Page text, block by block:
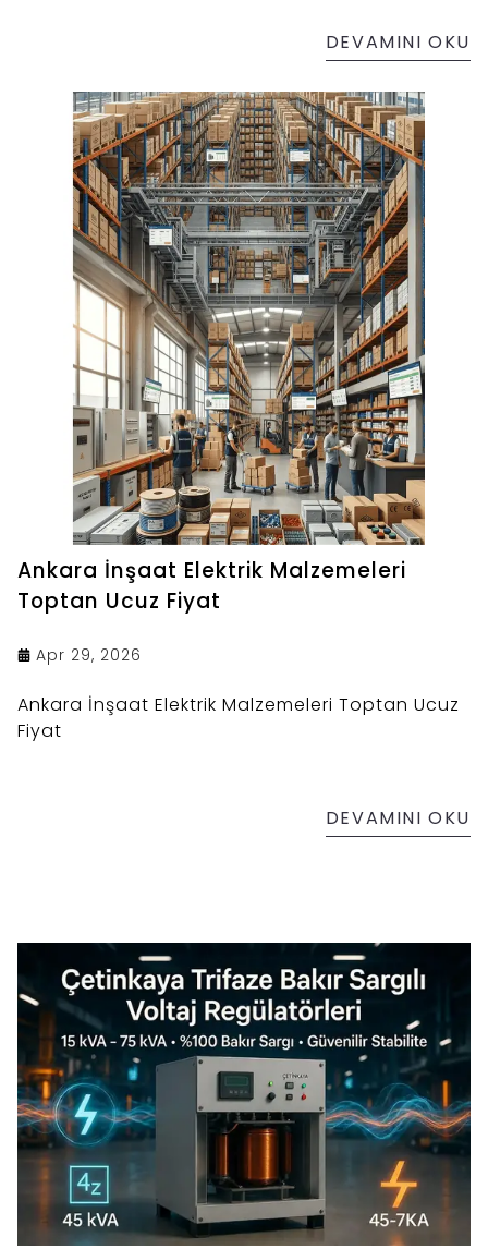
DEVAMINI OKU
Ankara İnşaat Elektrik Malzemeleri
Toptan Ucuz Fiyat
Apr 29, 2026
Ankara İnşaat Elektrik Malzemeleri Toptan Ucuz
Fiyat
DEVAMINI OKU